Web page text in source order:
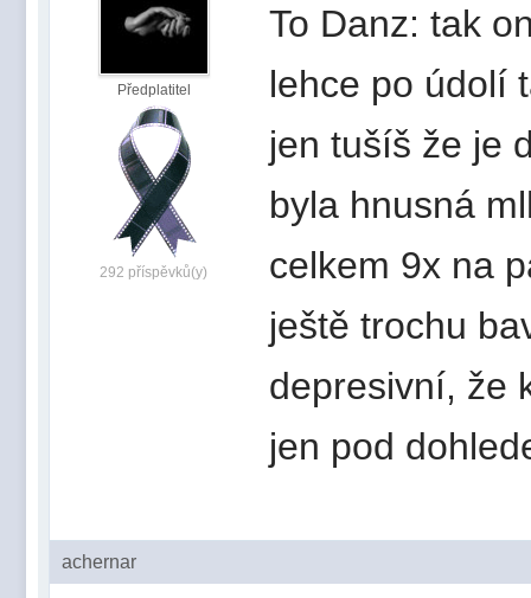
Předplatitel
292 příspěvků(y)
To Danz: tak
lehce po údolí
jen tušíš že je
byla hnusná
celkem 9x na
ještě trochu
depresivní, že
jen pod
achernar